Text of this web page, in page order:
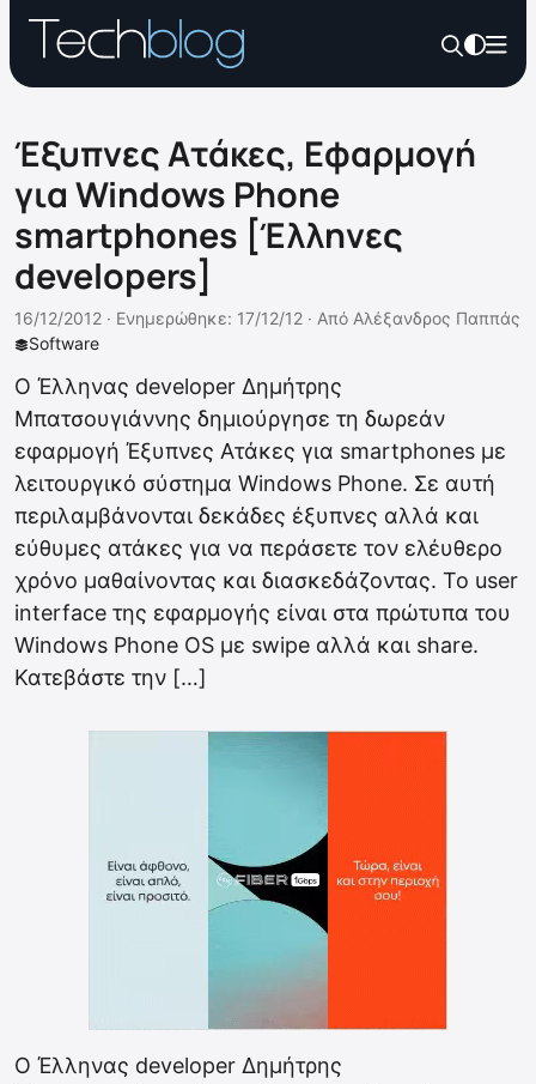
Έξυπνες Ατάκες, Εφαρμογή
για Windows Phone
smartphones [Έλληνες
developers]
Software
16/12/2012 · Ενημερώθηκε: 17/12/12 · Από Αλέξανδρος Παππάς
Ο Έλληνας developer Δημήτρης
Μπατσουγιάννης δημιούργησε τη δωρεάν
εφαρμογή Έξυπνες Ατάκες για smartphones με
λειτουργικό σύστημα Windows Phone. Σε αυτή
περιλαμβάνονται δεκάδες έξυπνες αλλά και
εύθυμες ατάκες για να περάσετε τον ελέυθερο
χρόνο μαθαίνοντας και διασκεδάζοντας. Το user
interface της εφαρμογής είναι στα πρώτυπα του
Windows Phone OS με swipe αλλά και share.
Κατεβάστε την […]
Ο Έλληνας developer Δημήτρης